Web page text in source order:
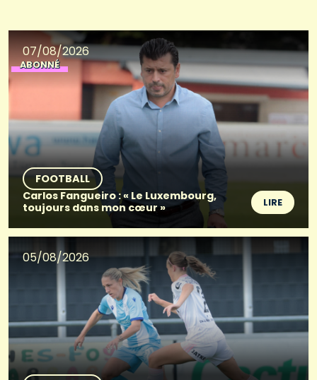
07/08/2026
ABONNÉ
FOOTBALL
Carlos Fangueiro : « Le Luxembourg,
toujours dans mon cœur »
LIRE
05/08/2026